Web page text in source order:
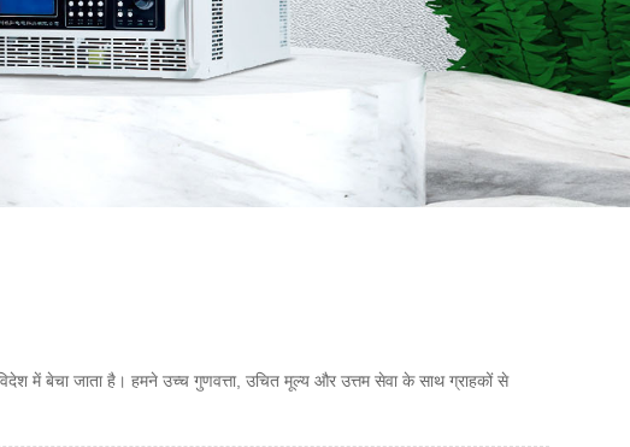
में बेचा जाता है। हमने उच्च गुणवत्ता, उचित मूल्य और उत्तम सेवा के साथ ग्राहकों से